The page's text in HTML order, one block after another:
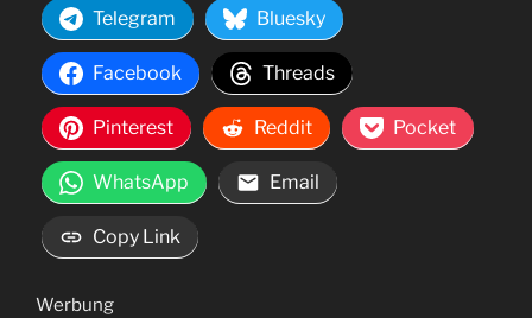
Telegram Bluesky
Facebook Threads
Pinterest Reddit Pocket
WhatsApp Email
Copy Link
Werbung